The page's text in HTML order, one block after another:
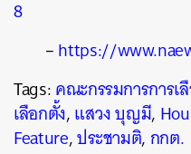
8
–https://
Tags:คณะกรรมการการเ
เลือกตั้ง,แสวง บุญมี,
Feature,ประชามติ,กกต.